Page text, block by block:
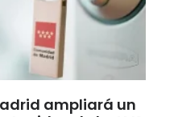
ampliará un